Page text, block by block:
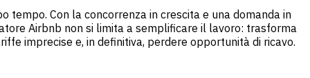
Con la concorrenza in crescita e una domanda in
Airbnb non si limita a semplificare il lavoro: trasforma
imprecise e, in definitiva, perdere opportunità di ricavo.